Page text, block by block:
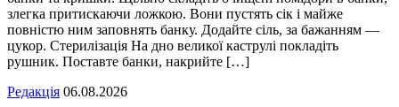
злегка притискаючи ложкою. Вони пустять сік і майже
повністю ним заповнять банку. Додайте сіль, за бажанням —
цукор. Стерилізація На дно великої каструлі покладіть
рушник. Поставте банки, накрийте […]
Редакція 06.08.2026